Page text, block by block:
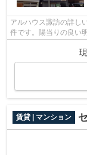
アルハウス諏訪の詳し
件です。陽当りの良い
賃貸 | マンション